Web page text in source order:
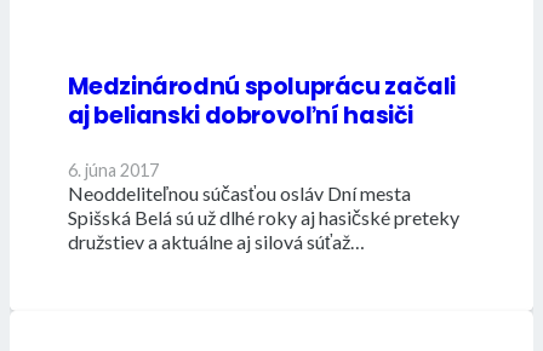
Medzinárodnú spoluprácu začali
aj belianski dobrovoľní hasiči
6. júna 2017
Neoddeliteľnou súčasťou osláv Dní mesta
Spišská Belá sú už dlhé roky aj hasičské preteky
družstiev a aktuálne aj silová súťaž…